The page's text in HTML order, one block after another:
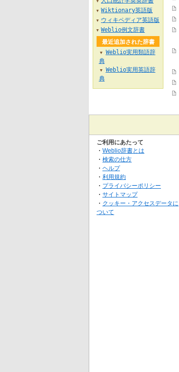
▼
▼ Wiktionary英語版
▼ ウィキペディア英語版
▼ Weblio例文辞書
最近追加された辞書
▼
Weblio実用類語辞
典
▼
Weblio実用英語辞
典
ご利用にあたって
・ Weblio辞書とは
・ 検索の仕方
・ ヘルプ
・ 利用規約
・ プライバシーポリシー
・ サイトマップ
・ クッキー・アクセスデータに
ついて